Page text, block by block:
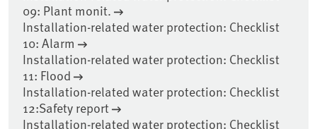
09: Plant monit.
Installation-related water protection: Checklist
10: Alarm
Installation-related water protection: Checklist
11: Flood
Installation-related water protection: Checklist
12:Safety report
Installation-related water protection: Checklist